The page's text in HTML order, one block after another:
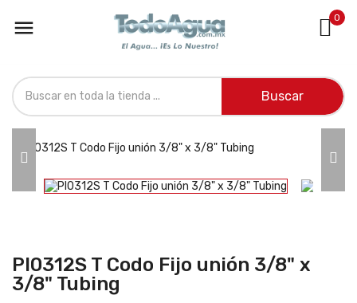
 0
Buscar
PI0312S T Codo Fijo unión 3/8" x
3/8" Tubing